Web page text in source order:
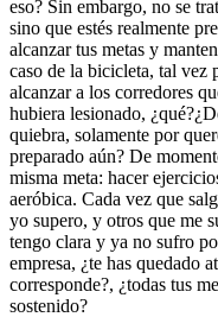
eso? Sin embargo, no se
sino que estés realmente
alcanzar tus metas y
caso de la bicicleta, tal vez
alcanzar a los corredores
hubiera lesionado,
quiebra, solamente por
preparado aún? De
misma meta: hacer
aeróbica. Cada vez que
yo supero, y otros que me
tengo clara y ya no sufro
empresa, ¿te has quedado
corresponde?, ¿todas tus
sostenido?